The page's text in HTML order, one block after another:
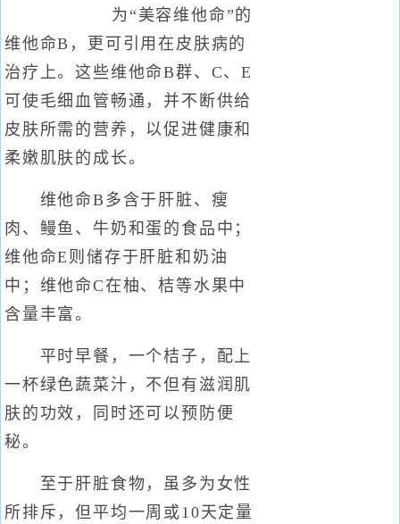
为“美容维他命”的
维他命B，更可引用在皮肤病的
治疗上。这些维他命B群、C、E
可使毛细血管畅通，并不断供给
皮肤所需的营养，以促进健康和
柔嫩肌肤的成长。
维他命B多含于肝脏、瘦
肉、鳗鱼、牛奶和蛋的食品中；
维他命E则储存于肝脏和奶油
中；维他命C在柚、桔等水果中
含量丰富。
平时早餐，一个桔子，配上
一杯绿色蔬菜汁，不但有滋润肌
肤的功效，同时还可以预防便
秘。
至于肝脏食物，虽多为女性
所排斥，但平均一周或10天定量